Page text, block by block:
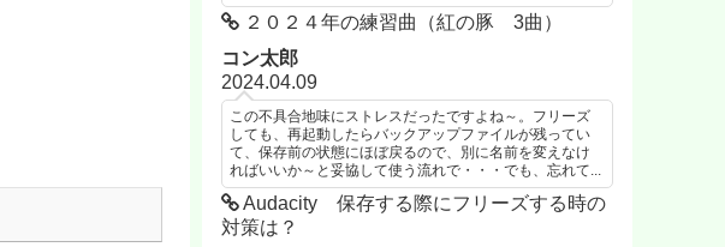
２０２４年の練習曲（紅の豚 3曲）
コン太郎
2024.04.09
この不具合地味にストレスだったですよね～。フリーズ
しても、再起動したらバックアップファイルが残ってい
て、保存前の状態にほぼ戻るので、別に名前を変えなけ
ればいいか～と妥協して使う流れで・・・でも、忘れて...
Audacity 保存する際にフリーズする時の
対策は？